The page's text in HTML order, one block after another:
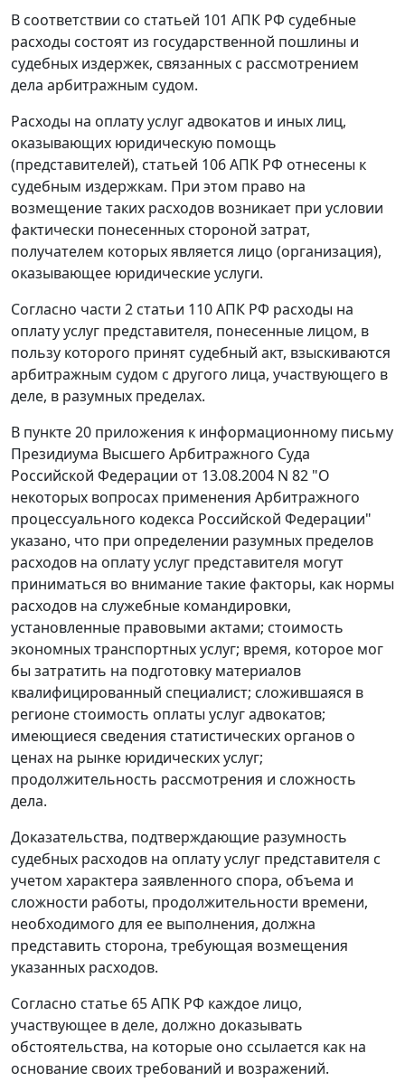
В соответствии со статьей 101 АПК РФ судебные
расходы состоят из государственной пошлины и
судебных издержек, связанных с рассмотрением
дела арбитражным судом.
Расходы на оплату услуг адвокатов и иных лиц,
оказывающих юридическую помощь
(представителей), статьей 106АПК РФ отнесены к
судебным издержкам. При этом право на
возмещение таких расходов возникает при условии
фактически понесенных стороной затрат,
получателем которых является лицо (организация),
оказывающее юридические услуги.
Согласно части 2 статьи 110АПК РФ расходы на
оплату услуг представителя, понесенные лицом, в
пользу которого принят судебный акт, взыскиваются
арбитражным судом с другого лица, участвующего в
деле, в разумных пределах.
В пункте 20 приложения к информационному письму
Президиума Высшего Арбитражного Суда
Российской Федерации от 13.08.2004 N 82 "О
некоторых вопросах применения Арбитражного
процессуального кодекса Российской Федерации"
указано, что при определении разумных пределов
расходов на оплату услуг представителя могут
приниматься во внимание такие факторы, как нормы
расходов на служебные командировки,
установленные правовыми актами; стоимость
экономных транспортных услуг; время, которое мог
бы затратить на подготовку материалов
квалифицированный специалист; сложившаяся в
регионе стоимость оплаты услуг адвокатов;
имеющиеся сведения статистических органов о
ценах на рынке юридических услуг;
продолжительность рассмотрения и сложность
дела.
Доказательства, подтверждающие разумность
судебных расходов на оплату услуг представителя с
учетом характера заявленного спора, объема и
сложности работы, продолжительности времени,
необходимого для ее выполнения, должна
представить сторона, требующая возмещения
указанных расходов.
Согласно статье 65АПК РФ каждое лицо,
участвующее в деле, должно доказывать
обстоятельства, на которые оно ссылается как на
основание своих требований и возражений.